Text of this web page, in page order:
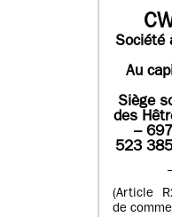
Société
Au
Siège
des
–
523
(Article
de